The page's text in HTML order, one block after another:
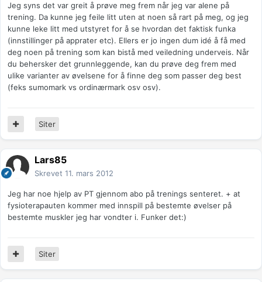
Jeg syns det var greit å prøve meg frem når jeg var alene på
trening. Da kunne jeg feile litt uten at noen så rart på meg, og jeg
kunne leke litt med utstyret for å se hvordan det faktisk funka
(innstillinger på apprater etc). Ellers er jo ingen dum idé å få med
deg noen på trening som kan bistå med veiledning underveis. Når
du behersker det grunnleggende, kan du prøve deg frem med
ulike varianter av øvelsene for å finne deg som passer deg best
(feks sumomark vs ordinærmark osv osv).
Siter
Lars85
Skrevet 11. mars 2012
Jeg har noe hjelp av PT gjennom abo på trenings senteret. + at
fysioterapauten kommer med innspill på bestemte øvelser på
bestemte muskler jeg har vondter i. Funker det:)
Siter